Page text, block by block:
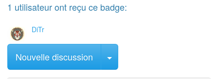
1 utilisateuront reçu ce badge:
DiTr
Nouvelle discussion Sélectionner le message